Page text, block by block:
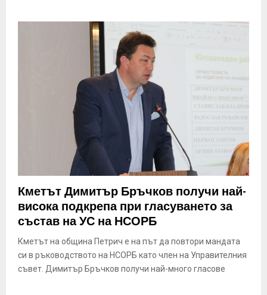
Кметът Димитър Бръчков получи най-
висока подкрепа при гласуването за
състав на УС на НСОРБ
Кметът на община Петрич е на път да повтори мандата
си в ръководството на НСОРБ като член на Управителния
съвет. Димитър Бръчков получи най-много гласове